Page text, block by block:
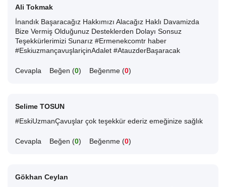
Ali Tokmak
İnandık Başaracağız Hakkımızı Alacağız Haklı Davamizda
Bize Vermiş Olduğunuz Desteklerden Dolayı Sonsuz
Teşekkürlerimizi Sunarız #Ermenekcomtr haber
#EskiuzmançavuşlariçinAdalet #AtauzderBaşaracak
Cevapla Beğen (0) Beğenme (0)
Selime TOSUN
#EskiUzmanÇavuşlar çok teşekkür ederiz emeğinize sağlık
Cevapla Beğen (0) Beğenme (0)
Gökhan Ceylan